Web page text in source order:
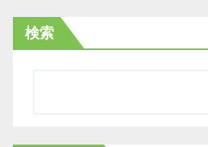
検索